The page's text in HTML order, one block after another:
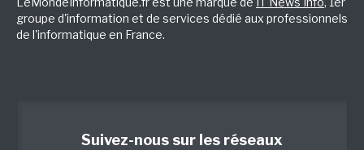
groupe d'information et de services dédié aux professionnels
de l'informatique en France.
Suivez-nous sur les réseaux